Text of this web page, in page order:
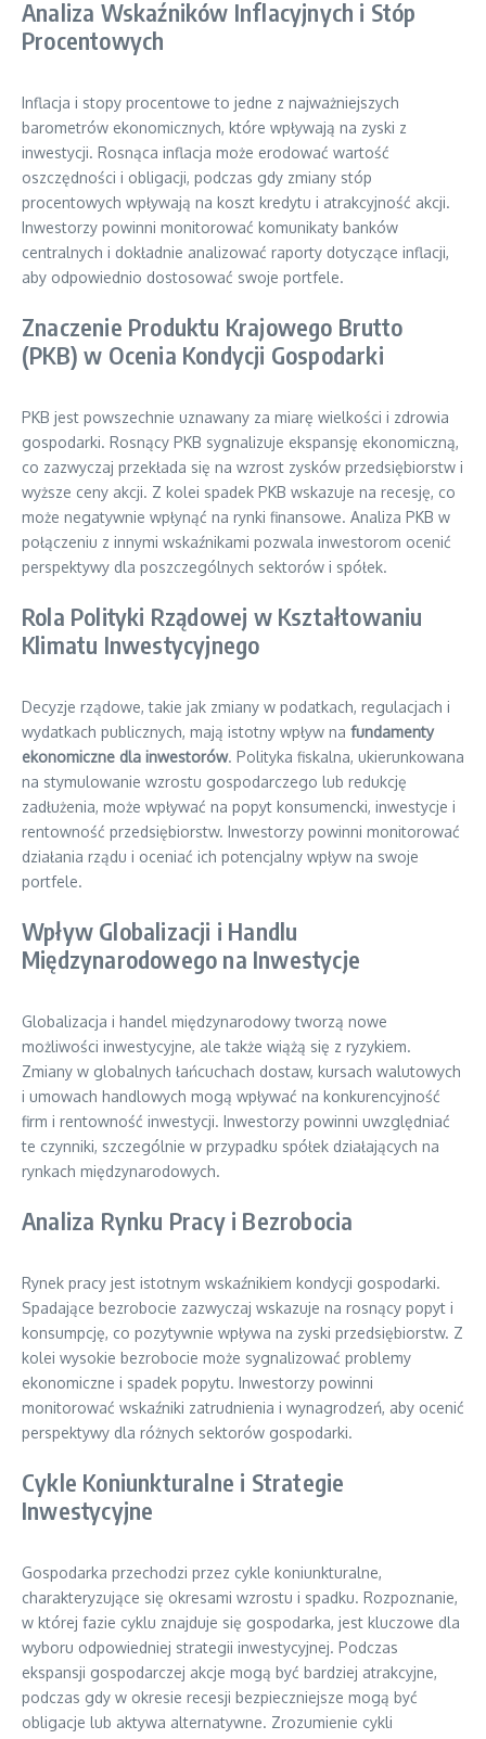
Analiza Wskaźników Inflacyjnych i Stóp
Procentowych
Inflacja i stopy procentowe to jedne z najważniejszych
barometrów ekonomicznych, które wpływają na zyski z
inwestycji. Rosnąca inflacja może erodować wartość
oszczędności i obligacji, podczas gdy zmiany stóp
procentowych wpływają na koszt kredytu i atrakcyjność akcji.
Inwestorzy powinni monitorować komunikaty banków
centralnych i dokładnie analizować raporty dotyczące inflacji,
aby odpowiednio dostosować swoje portfele.
Znaczenie Produktu Krajowego Brutto
(PKB) w Ocenia Kondycji Gospodarki
PKB jest powszechnie uznawany za miarę wielkości i zdrowia
gospodarki. Rosnący PKB sygnalizuje ekspansję ekonomiczną,
co zazwyczaj przekłada się na wzrost zysków przedsiębiorstw i
wyższe ceny akcji. Z kolei spadek PKB wskazuje na recesję, co
może negatywnie wpłynąć na rynki finansowe. Analiza PKB w
połączeniu z innymi wskaźnikami pozwala inwestorom ocenić
perspektywy dla poszczególnych sektorów i spółek.
Rola Polityki Rządowej w Kształtowaniu
Klimatu Inwestycyjnego
Decyzje rządowe, takie jak zmiany w podatkach, regulacjach i
wydatkach publicznych, mają istotny wpływ na fundamenty
ekonomiczne dla inwestorów. Polityka fiskalna, ukierunkowana
na stymulowanie wzrostu gospodarczego lub redukcję
zadłużenia, może wpływać na popyt konsumencki, inwestycje i
rentowność przedsiębiorstw. Inwestorzy powinni monitorować
działania rządu i oceniać ich potencjalny wpływ na swoje
portfele.
Wpływ Globalizacji i Handlu
Międzynarodowego na Inwestycje
Globalizacja i handel międzynarodowy tworzą nowe
możliwości inwestycyjne, ale także wiążą się z ryzykiem.
Zmiany w globalnych łańcuchach dostaw, kursach walutowych
i umowach handlowych mogą wpływać na konkurencyjność
firm i rentowność inwestycji. Inwestorzy powinni uwzględniać
te czynniki, szczególnie w przypadku spółek działających na
rynkach międzynarodowych.
Analiza Rynku Pracy i Bezrobocia
Rynek pracy jest istotnym wskaźnikiem kondycji gospodarki.
Spadające bezrobocie zazwyczaj wskazuje na rosnący popyt i
konsumpcję, co pozytywnie wpływa na zyski przedsiębiorstw. Z
kolei wysokie bezrobocie może sygnalizować problemy
ekonomiczne i spadek popytu. Inwestorzy powinni
monitorować wskaźniki zatrudnienia i wynagrodzeń, aby ocenić
perspektywy dla różnych sektorów gospodarki.
Cykle Koniunkturalne i Strategie
Inwestycyjne
Gospodarka przechodzi przez cykle koniunkturalne,
charakteryzujące się okresami wzrostu i spadku. Rozpoznanie,
w której fazie cyklu znajduje się gospodarka, jest kluczowe dla
wyboru odpowiedniej strategii inwestycyjnej. Podczas
ekspansji gospodarczej akcje mogą być bardziej atrakcyjne,
podczas gdy w okresie recesji bezpieczniejsze mogą być
obligacje lub aktywa alternatywne. Zrozumienie cykli